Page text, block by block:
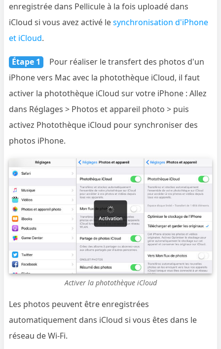
enregistrée dans Pellicule à la fois uploadé dans
iCloud si vous avez activé lesynchronisation d'iPhone
et iCloud.
Étape 1
Pour réaliser le transfert des photos d'un
iPhone vers Mac avec la photothèque iCloud, il faut
activer la photothèque iCloud sur votre iPhone : Allez
dans Réglages > Photos et appareil photo > puis
activez Photothèque iCloud pour synchroniser des
photos iPhone.
Activer la photothèque iCloud
Les photos peuvent être enregistrées
automatiquement dans iCloud si vous êtes dans le
réseau de Wi-Fi.